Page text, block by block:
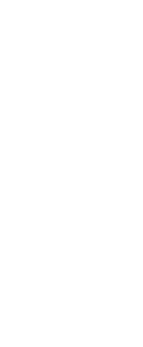
zużyciu baterii, w
należy również